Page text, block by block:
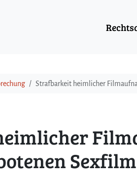
Strafbarkeit heimlicher